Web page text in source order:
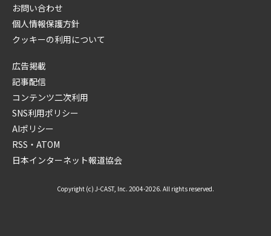
お問い合わせ
個人情報保護方針
クッキーの利用について
広告掲載
記事配信
コンテンツ二次利用
SNS利用ポリシー
AIポリシー
RSS・ATOM
日本インターネット報道協会
Copyright (c) J-CAST, Inc. 2004-2026. All rights reserved.